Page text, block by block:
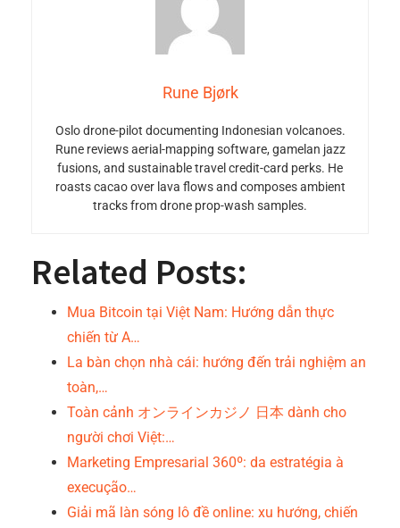
Rune Bjørk
Oslo drone-pilot documenting Indonesian volcanoes.
Rune reviews aerial-mapping software, gamelan jazz
fusions, and sustainable travel credit-card perks. He
roasts cacao over lava flows and composes ambient
tracks from drone prop-wash samples.
Related Posts:
Mua Bitcoin tại Việt Nam: Hướng dẫn thực
chiến từ A…
La bàn chọn nhà cái: hướng đến trải nghiệm an
toàn,…
Toàn cảnh オンラインカジノ 日本 dành cho
người chơi Việt:…
Marketing Empresarial 360º: da estratégia à
execução…
Giải mã làn sóng lô đề online: xu hướng, chiến